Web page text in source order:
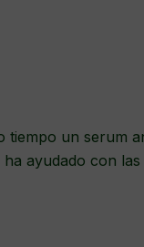
tiempo un serum
ayudado con